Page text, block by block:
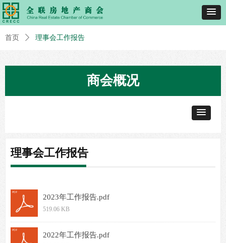
首页 ꄲ 理事会工作报告
理事会工作报告
2023年工作报告.pdf
519.06 KB
2022年工作报告.pdf
商会概况